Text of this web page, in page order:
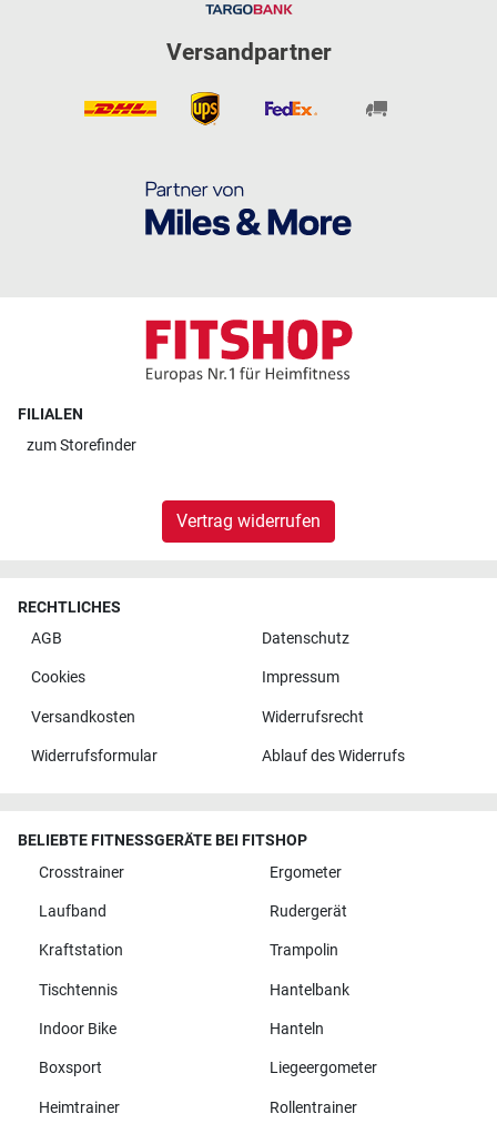
Versandpartner
FILIALEN
zumStorefinder
Vertrag widerrufen
RECHTLICHES
AGB
Datenschutz
Cookies Impressum
Versandkosten Widerrufsrecht
Widerrufsformular Ablauf des Widerrufs
BELIEBTE FITNESSGERÄTE BEI FITSHOP
Crosstrainer
Ergometer
Laufband Rudergerät
Kraftstation Trampolin
Tischtennis Hantelbank
Indoor Bike Hanteln
Boxsport Liegeergometer
Heimtrainer Rollentrainer